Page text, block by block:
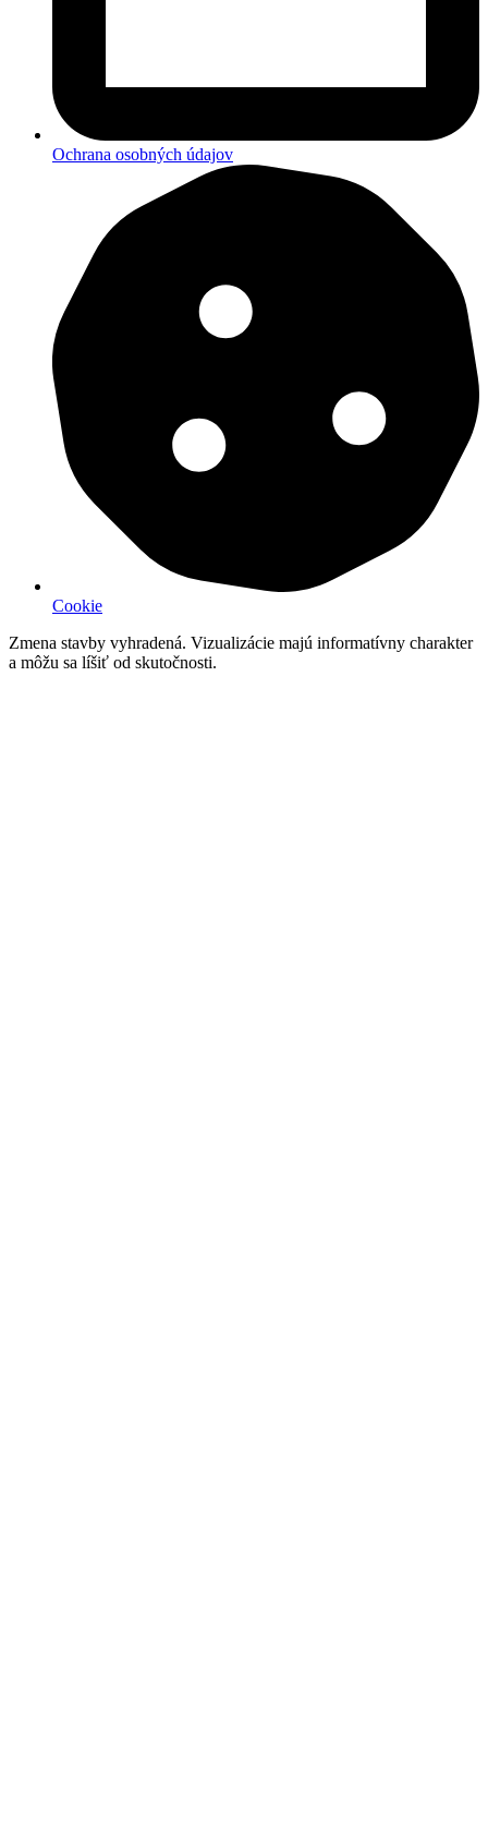
Ochrana osobných údajov
Cookie
Zmena stavby vyhradená. Vizualizácie majú informatívny charakter
a môžu sa líšiť od skutočnosti.